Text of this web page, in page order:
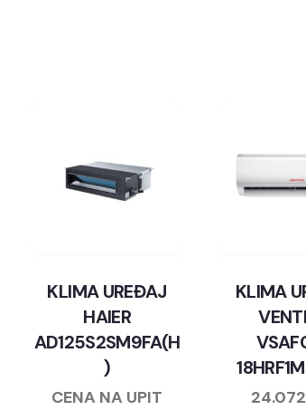
KLIMA UREĐAJ
HAIER
AD125S2SM9FA(H
)
CENA NA UPIT
KLIMA
24.072